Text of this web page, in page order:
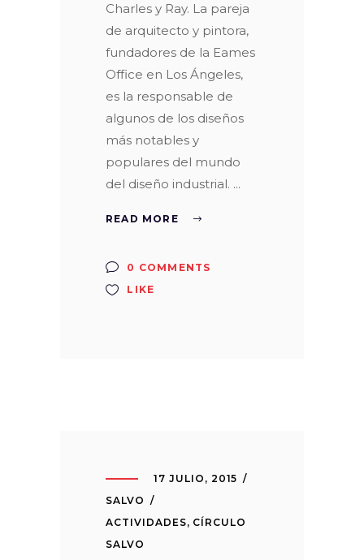
Charles y Ray. La pareja
de arquitecto y pintora,
fundadores de la Eames
Office en Los Ángeles,
es la responsable de
algunos de los diseños
más notables y
populares del mundo
del diseño industrial.
READ MORE
0 COMMENTS
LIKE
17 JULIO, 2015
SALVO
ACTIVIDADES, CÍRCULO
SALVO